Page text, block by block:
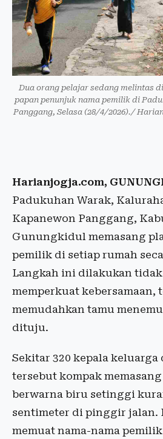
Dua orang pelajar sedang melintas
papan penunjuk nama pemilik di
Panggang, Selasa (28/4/2026)./
Harianjogja.com,
Padukuhan Warak,
Kapanewon Panggang,
Gunungkidul memasang
pemilik di setiap rumah
Langkah ini dilakukan
memperkuat kebersamaan,
memudahkan tamu
dituju.
Sekitar 320 kepala
tersebut kompak
berwarna biru setinggi
sentimeter di pinggir jalan.
memuat nama-nama